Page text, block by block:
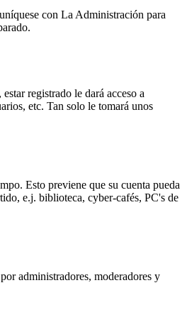
con La Administración para
registrado le dará acceso a
etc. Tan solo le tomará unos
Esto previene que su cuenta pueda
e.j. biblioteca, cyber-cafés, PC's de
administradores, moderadores y